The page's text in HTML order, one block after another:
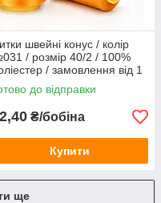
швейні конус / колір
/ розмір 40/2 / 100%
/ замовлення від 1
до відправки
₴/бобіна
Купити
ще